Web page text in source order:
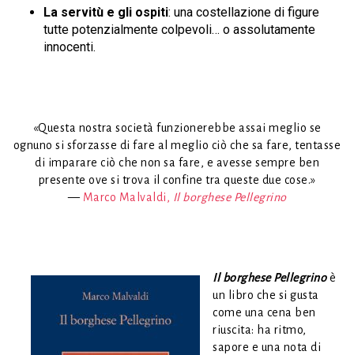
La servitù e gli ospiti: una costellazione di figure
tutte potenzialmente colpevoli… o assolutamente
innocenti.
«Questa nostra società funzionerebbe assai meglio se
ognuno si sforzasse di fare al meglio ciò che sa fare, tentasse
di imparare ciò che non sa fare, e avesse sempre ben
presente ove si trova il confine tra queste due cose.»
— Marco Malvaldi, Il borghese Pellegrino
Il borghese Pellegrinoè
un libro che si gusta
come una cena ben
riuscita: ha ritmo,
sapore e una nota di